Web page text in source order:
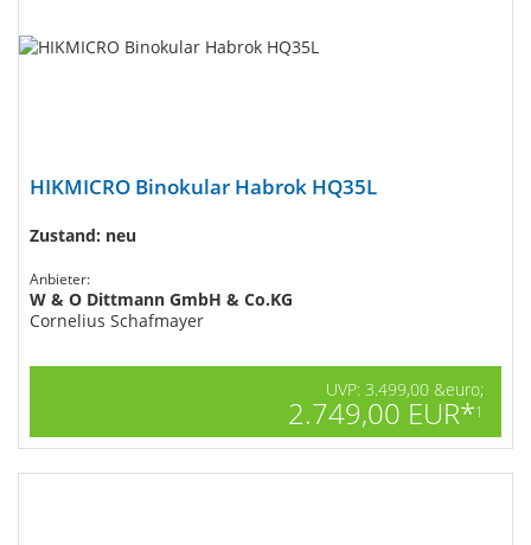
HIKMICRO Binokular Habrok HQ35L
Zustand: neu
Anbieter:
W & O Dittmann GmbH & Co.KG
Cornelius Schafmayer
UVP: 3.499,00 &euro;
2.749,00 EUR*1